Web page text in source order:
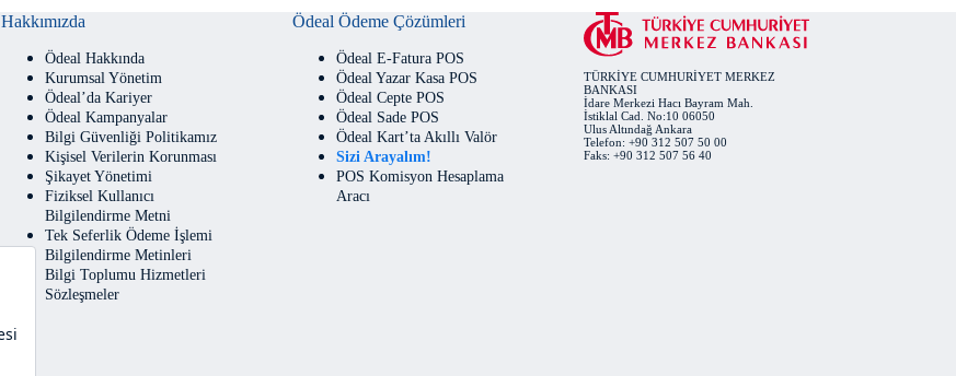
Hakkımızda
Ödeal Hakkında
Kurumsal Yönetim
Ödeal’da Kariyer
Ödeal Kampanyalar
Bilgi Güvenliği Politikamız
Kişisel Verilerin Korunması
Şikayet Yönetimi
Fiziksel Kullanıcı
Bilgilendirme Metni
Tek Seferlik Ödeme İşlemi
Bilgilendirme Metinleri
Bilgi Toplumu Hizmetleri
Sözleşmeler
Ödeal Ödeme Çözümleri
Ödeal E-Fatura POS
Ödeal Yazar Kasa POS
Ödeal Cepte POS
Ödeal Sade POS
Ödeal Kart’ta Akıllı Valör
Sizi Arayalım!
POS Komisyon Hesaplama
Aracı
TÜRKİYE CUMHURİYET MERKEZ
BANKASI
İdare Merkezi Hacı Bayram Mah.
İstiklal Cad. No:10 06050
Ulus Altındağ Ankara
Telefon: +90 312 507 50 00
Faks: +90 312 507 56 40